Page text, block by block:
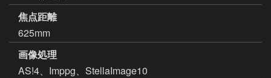
焦点距離
625mm
画像処理
AS!4、Imppg、StellaImage10